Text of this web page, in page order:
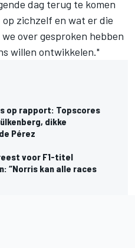
dag terug te komen
zichzelf en wat er die
over gesproken hebben
willen ontwikkelen."
op rapport: Topscores
dikke
Pérez
voor F1-titel
“Norris kan alle races